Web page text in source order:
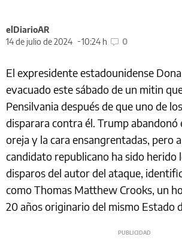
elDiarioAR
14 de julio de 2024
10:24 h 0
El expresidente estadounidense
evacuado este sábado de un mitin
Pensilvania después de que uno de
disparara contra él. Trump abandonó
oreja y la cara ensangrentadas, pero
candidato republicano ha sido herido
disparos del autor del ataque,
como Thomas Matthew Crooks, un
20 años originario del mismo Estado